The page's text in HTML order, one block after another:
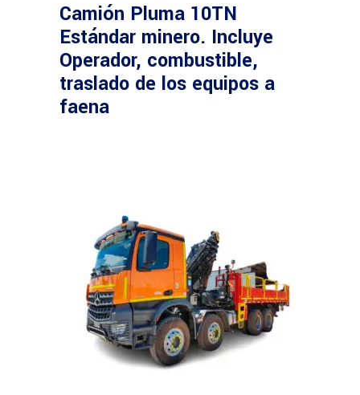
Camión Pluma 10TN
Estándar minero. Incluye
Operador, combustible,
traslado de los equipos a
faena